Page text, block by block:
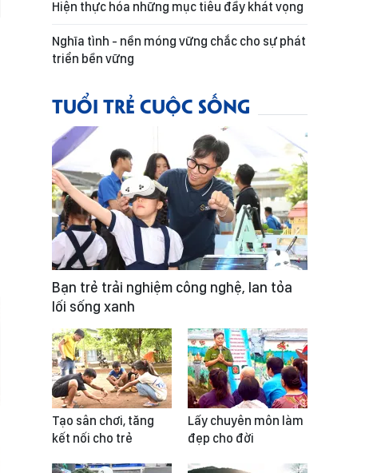
Hiện thực hóa những mục tiêu đầy khát vọng
Nghĩa tình - nền móng vững chắc cho sự phát
triển bền vững
TUỔI TRẺ CUỘC SỐNG
Bạn trẻ trải nghiệm công nghệ, lan tỏa
lối sống xanh
Tạo sân chơi, tăng
kết nối cho trẻ
Lấy chuyên môn làm
đẹp cho đời